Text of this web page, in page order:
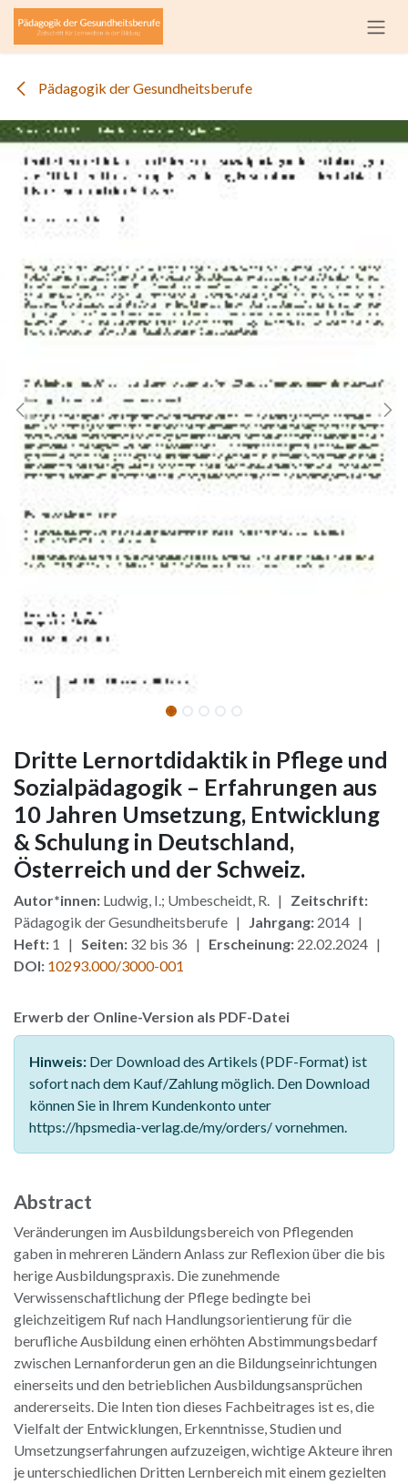
Zum Inhalt springen
Pädagogik der Gesundheitsberufe
Dritte Lernortdidaktik in Pflege und
Sozialpädagogik – Erfahrungen aus
10 Jahren Umsetzung, Entwicklung
& Schulung in Deutschland,
Österreich und der Schweiz.
Autor*innen: Ludwig, I.; Umbescheidt, R. | Zeitschrift:
Pädagogik der Gesundheitsberufe | Jahrgang: 2014 |
Heft: 1 | Seiten: 32 bis 36 | Erscheinung: 22.02.2024 |
DOI: 10293.000/3000-001
Erwerb der Online-Version als PDF-Datei
Hinweis: Der Download des Artikels (PDF-Format) ist
sofort nach dem Kauf/Zahlung möglich. Den Download
können Sie in Ihrem Kundenkonto unter
https://hpsmedia-verlag.de/my/orders/ vornehmen.
Abstract
Veränderungen im Ausbildungsbereich von Pflegenden
gaben in mehreren Ländern Anlass zur Reflexion über die bis
herige Ausbildungspraxis. Die zunehmende
Verwissenschaftlichung der Pflege bedingte bei
gleichzeitigem Ruf nach Handlungsorientierung für die
berufliche Ausbildung einen erhöhten Abstimmungsbedarf
zwischen Lernanforderun gen an die Bildungseinrichtungen
einerseits und den betrieblichen Ausbildungsansprüchen
andererseits. Die Inten tion dieses Fachbeitrages ist es, die
Vielfalt der Entwicklungen, Erkenntnisse, Studien und
Umsetzungserfahrungen aufzuzeigen, wichtige Akteure ihren
je unterschiedlichen Dritten Lernbereich mit einem gezielten